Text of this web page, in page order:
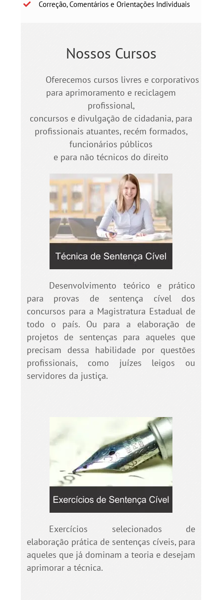
Correção, Comentários e Orientações Individuais
Nossos Cursos
Oferecemos cursos livres e corporativos
para aprimoramento e reciclagem
profissional,
concursos e divulgação de cidadania, para
profissionais atuantes, recém formados,
funcionários públicos
e para não técnicos do direito
Desenvolvimento teórico e prático
para provas de sentença cível dos
concursos para a Magistratura Estadual de
todo o país. Ou para a elaboração de
projetos de sentenças para aqueles que
precisam dessa habilidade por questões
profissionais, como juízes leigos ou
servidores da justiça.
Exercícios selecionados de
elaboração prática de sentenças cíveis, para
aqueles que já dominam a teoria e desejam
aprimorar a técnica.